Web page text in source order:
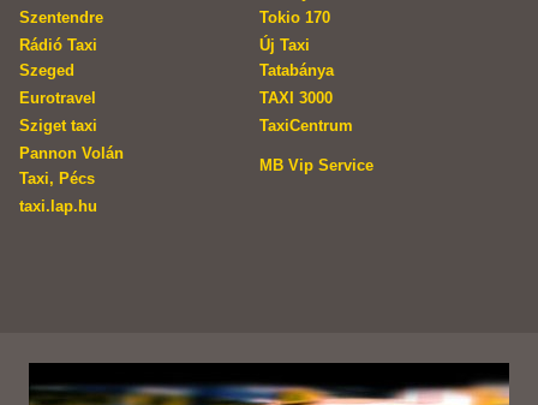
Szentendre
Tokio 170
Rádió Taxi
Szeged
Új Taxi
Tatabánya
Eurotravel
TAXI 3000
Sziget taxi
TaxiCentrum
Pannon Volán
Taxi, Pécs
MB Vip Service
taxi.lap.hu